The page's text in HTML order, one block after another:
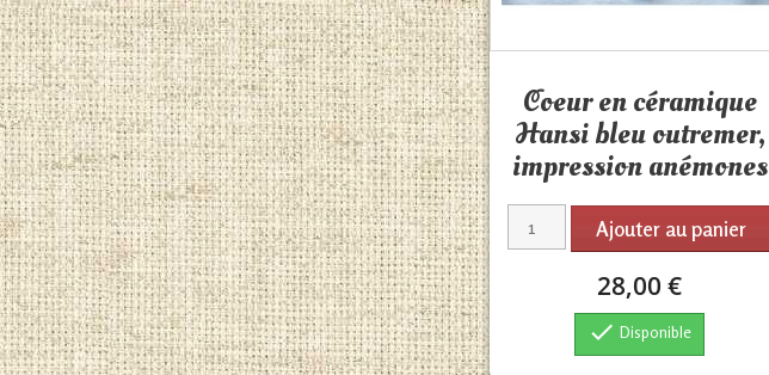
Coeur en céramique
Hansi bleu outremer,
impression anémones
Ajouter au panier
28,00 €
 Disponible